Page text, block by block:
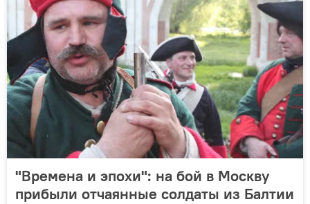
"Времена и эпохи": на бой в Москву
прибыли отчаянные солдаты из Балтии